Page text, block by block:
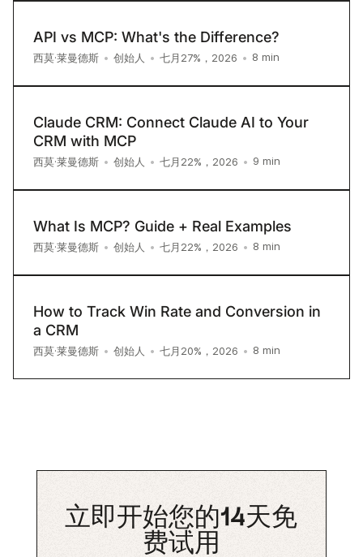
API vs MCP: What's the Difference?
西莫·莱曼德斯 • 创始人 • 七月27%，2026 • 8 min
Claude CRM: Connect Claude AI to Your
CRM with MCP
西莫·莱曼德斯 • 创始人 • 七月22%，2026 • 9 min
What Is MCP? Guide + Real Examples
西莫·莱曼德斯 • 创始人 • 七月22%，2026 • 8 min
How to Track Win Rate and Conversion in
a CRM
西莫·莱曼德斯 • 创始人 • 七月20%，2026 • 8 min
立即开始您的14天免
费试用